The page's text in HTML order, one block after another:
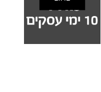
לסוף
של
תמונות
לדלג
להתחלה
גלריית